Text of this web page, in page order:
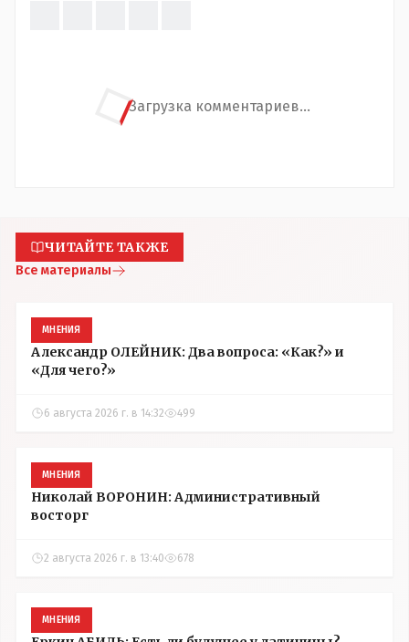
Загрузка комментариев...
ЧИТАЙТЕ ТАКЖЕ
Все материалы
МНЕНИЯ
Александр ОЛЕЙНИК: Два вопроса: «Как?» и
«Для чего?»
6 августа 2026 г. в 14:32 499
МНЕНИЯ
Николай ВОРОНИН: Административный
восторг
2 августа 2026 г. в 13:40 678
МНЕНИЯ